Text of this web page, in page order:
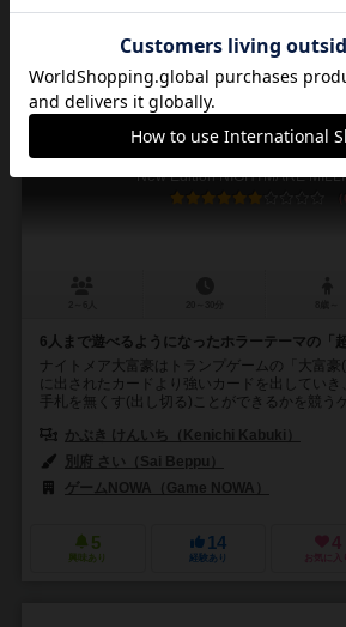
新版ナイトメア大富
New Edition NIGHTMARE
6人まで遊べるようになったホラーテーマの「
ナイトメア大富豪はトランプゲームの「大富豪
に出されたカードより強いカードを出していき
手札を無くす(出し切る)ことができるかを競うゲ
かぶき けんいち（Kenichi Kabuki）
別府 さい（Sai Beppu）
ゲームNOWA（Game NOWA）
5
興味あり
14
経験あり
4
お気に入り